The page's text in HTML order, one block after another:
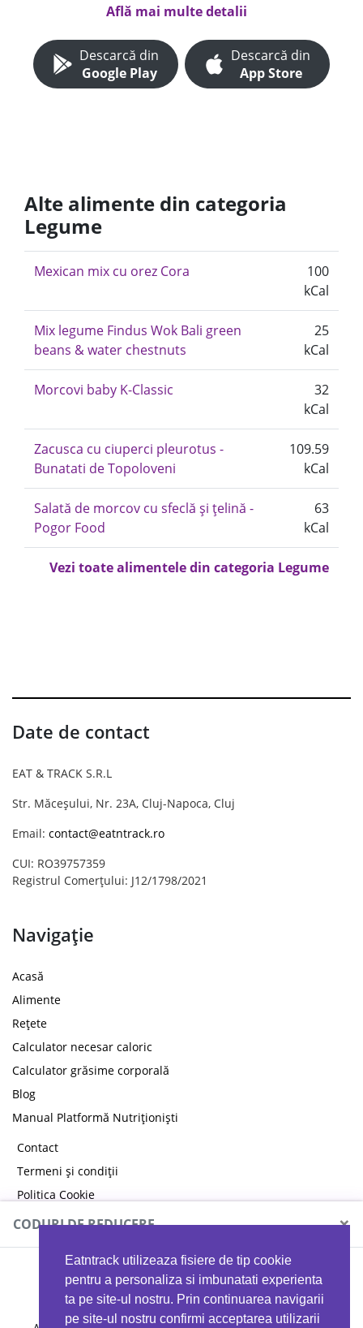
Eatntrack utilizeaza fisiere de tip cookie
pentru a personaliza si imbunatati experienta
ta pe site-ul nostru. Prin continuarea navigarii
pe site-ul nostru confirmi acceptarea utilizarii
Află mai multe detalii
Descarcă din
Google Play
Descarcă din
App Store
Alte alimente din categoria
Legume
Mexican mix cu orez Cora
100
kCal
Mix legume Findus Wok Bali green
beans & water chestnuts
25
kCal
Morcovi baby K-Classic
32
kCal
Zacusca cu ciuperci pleurotus -
Bunatati de Topoloveni
109.59
kCal
Salată de morcov cu sfeclă și țelină -
Pogor Food
63
kCal
Vezi toate alimentele din categoria Legume
Date de contact
EAT & TRACK S.R.L
Str. Măceșului, Nr. 23A, Cluj-Napoca, Cluj
Email: contact@eatntrack.ro
CUI: RO39757359
Registrul Comerțului: J12/1798/2021
Navigație
Acasă
Alimente
Rețete
Calculator necesar caloric
Calculator grăsime corporală
Blog
Manual Platformă Nutriționiști
Contact
Termeni și condiții
Politica Cookie
Politica de confidențialitate
CODURI DE REDUCERE ×
MYPROTEIN